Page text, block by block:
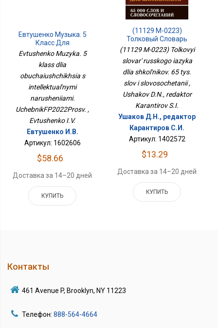
Евтушенко Музыка. 5
Класс Для
Обучающихся С
Интеллектуальными
Нарушениями.
УчебникФП2022Просв.
Evtushenko Muzyka. 5
klass dlia
obuchaiushchikhsia s
intellektual'nymi
narusheniiami.
UchebnikFP2022Prosv. ,
Evtushenko I.V.
Евтушенко И.В.
Артикул: 1602606
$58.66
Доставка за 14–20 дней
КУПИТЬ
(11129 М-0223)
Толковый Словарь
Русского Языка Для
Школьников. 65 Тыс.
Слов И Словосочетаний
(11129 M-0223) Tolkovyi
slovar' russkogo iazyka
dlia shkol'nikov. 65 tys.
slov i slovosochetanii ,
Ushakov D.N., redaktor
Karantirov S.I.
Ушаков Д.Н., редактор
Карантиров С.И.
Артикул: 1402572
$13.29
Доставка за 14–20 дней
КУПИТЬ
Контакты
461 Avenue P, Brooklyn, NY 11223
Телефон: 888-564-4664